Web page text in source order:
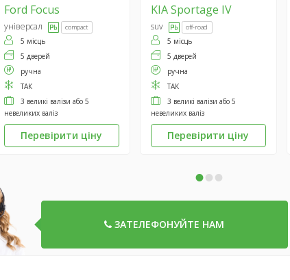
Ford Focus
універсал compact
5 місць
5 дверей
ручна
ТАК
3 великі валізи або 5
невеликих валіз
Перевірити ціну
KIASportage IV
suv off-road
5 місць
5 дверей
ручна
ТАК
3 великі валізи або 5
невеликих валіз
Перевірити ціну
•••
ЗАТЕЛЕФОНУЙТЕ НАМ